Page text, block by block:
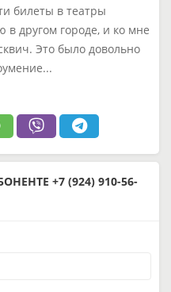
билеты в театры
другом городе, и ко мне
Это было довольно
+7 (924) 910-56-